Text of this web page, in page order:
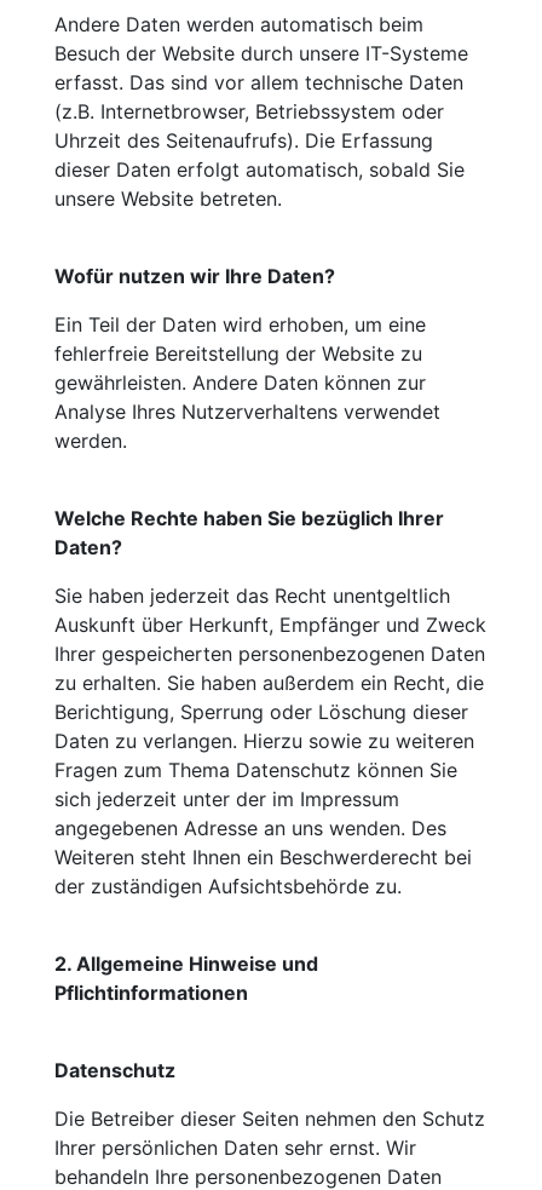
Andere Daten werden automatisch beim
Besuch der Website durch unsere IT-Systeme
erfasst. Das sind vor allem technische Daten
(z.B. Internetbrowser, Betriebssystem oder
Uhrzeit des Seitenaufrufs). Die Erfassung
dieser Daten erfolgt automatisch, sobald Sie
unsere Website betreten.
Wofür nutzen wir Ihre Daten?
Ein Teil der Daten wird erhoben, um eine
fehlerfreie Bereitstellung der Website zu
gewährleisten. Andere Daten können zur
Analyse Ihres Nutzerverhaltens verwendet
werden.
Welche Rechte haben Sie bezüglich Ihrer
Daten?
Sie haben jederzeit das Recht unentgeltlich
Auskunft über Herkunft, Empfänger und Zweck
Ihrer gespeicherten personenbezogenen Daten
zu erhalten. Sie haben außerdem ein Recht, die
Berichtigung, Sperrung oder Löschung dieser
Daten zu verlangen. Hierzu sowie zu weiteren
Fragen zum Thema Datenschutz können Sie
sich jederzeit unter der im Impressum
angegebenen Adresse an uns wenden. Des
Weiteren steht Ihnen ein Beschwerderecht bei
der zuständigen Aufsichtsbehörde zu.
2. Allgemeine Hinweise und
Pflichtinformationen
Datenschutz
Die Betreiber dieser Seiten nehmen den Schutz
Ihrer persönlichen Daten sehr ernst. Wir
behandeln Ihre personenbezogenen Daten